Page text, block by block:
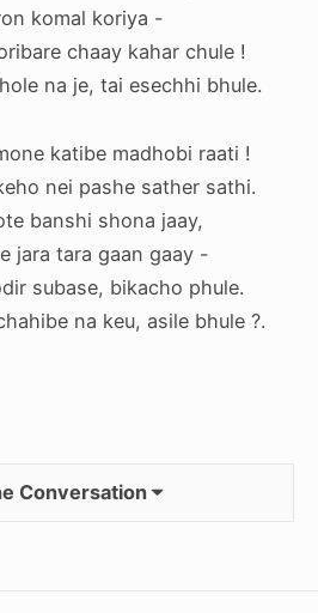
komal koriya -
chaay kahar chule !
na je, tai esechhi bhule.
katibe madhobi raati !
nei pashe sather sathi.
banshi shona jaay,
jara tara gaan gaay -
subase, bikacho phule.
na keu, asile bhule ?.
Conversation